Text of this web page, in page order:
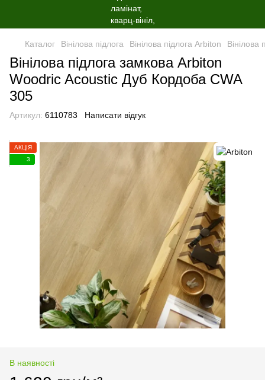
Каталог Вінілова пiдлога Вінілова пiдлога Arbiton
Вінілова пiдлога замкова Arbiton
Woodric Acoustic Дуб Кордоба CWA
305
Артикул: 6110783 Написати відгук
АКЦІЯ
3
В наявності